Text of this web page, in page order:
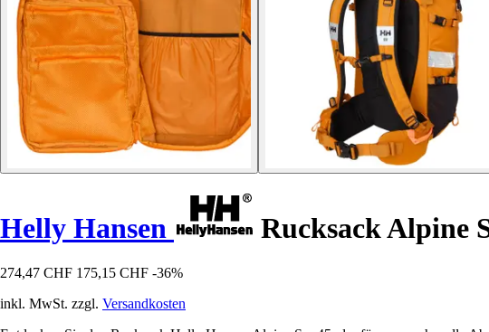
Helly Hansen Rucksack Alpine
274,47 CHF 175,15 CHF -36%
inkl. MwSt. zzgl. Versandkosten